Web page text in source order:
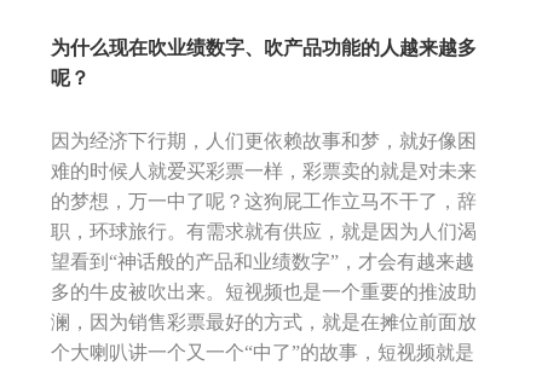
为什么现在吹业绩数字、吹产品功能的人越来越多
呢？
因为经济下行期，人们更依赖故事和梦，就好像困
难的时候人就爱买彩票一样，彩票卖的就是对未来
的梦想，万一中了呢？这狗屁工作立马不干了，辞
职，环球旅行。有需求就有供应，就是因为人们渴
望看到“神话般的产品和业绩数字”，才会有越来越
多的牛皮被吹出来。 短视频也是一个重要的推波助
澜，因为销售彩票最好的方式，就是在摊位前面放
个大喇叭讲一个又一个“中了”的故事，短视频就是